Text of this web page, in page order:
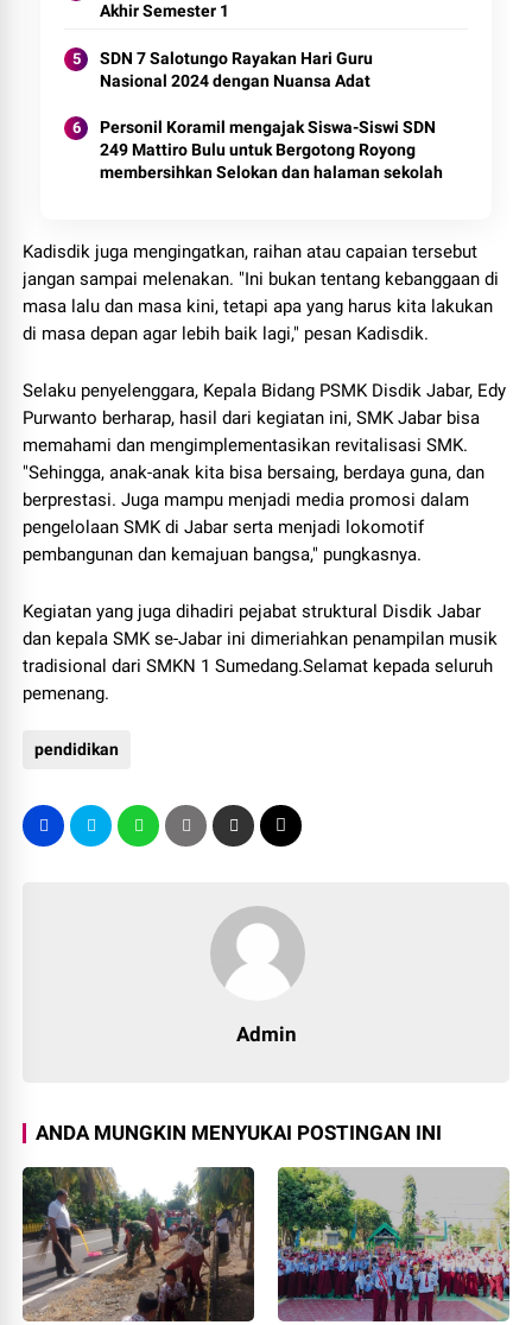
Akhir Semester 1
SDN 7 Salotungo Rayakan Hari Guru
Nasional 2024 dengan Nuansa Adat
Personil Koramil mengajak Siswa-Siswi SDN
249 Mattiro Bulu untuk Bergotong Royong
membersihkan Selokan dan halaman sekolah
Kadisdik juga mengingatkan, raihan atau capaian tersebut
jangan sampai melenakan. "Ini bukan tentang kebanggaan di
masa lalu dan masa kini, tetapi apa yang harus kita lakukan
di masa depan agar lebih baik lagi," pesan Kadisdik.
Selaku penyelenggara, Kepala Bidang PSMK Disdik Jabar, Edy
Purwanto berharap, hasil dari kegiatan ini, SMK Jabar bisa
memahami dan mengimplementasikan revitalisasi SMK.
"Sehingga, anak-anak kita bisa bersaing, berdaya guna, dan
berprestasi. Juga mampu menjadi media promosi dalam
pengelolaan SMK di Jabar serta menjadi lokomotif
pembangunan dan kemajuan bangsa," pungkasnya.
Kegiatan yang juga dihadiri pejabat struktural Disdik Jabar
dan kepala SMK se-Jabar ini dimeriahkan penampilan musik
tradisional dari SMKN 1 Sumedang.Selamat kepada seluruh
pemenang.
pendidikan
Admin
ANDA MUNGKIN MENYUKAI POSTINGAN INI